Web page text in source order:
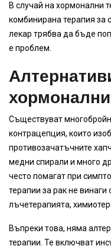
В случай на хормонални
комбинирана терапия за
лекар трябва да бъде
е проблем.
Съществуват
контрацепция, които
противозачатъчните
медни спирали и много
често помагат при
терапии за рак не винаги
лъчетерапията,
Въпреки това, няма
терапии. Те включват